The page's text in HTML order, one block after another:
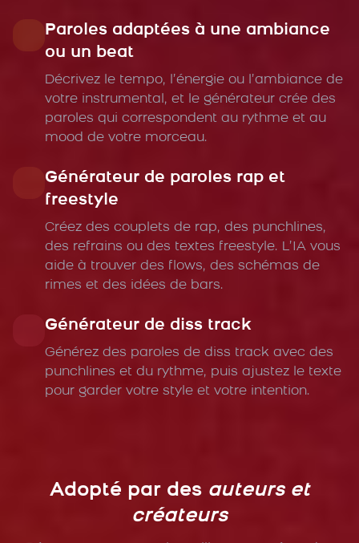
Paroles adaptées à une ambiance
ou un beat
Décrivez le tempo, l’énergie ou l’ambiance de
votre instrumental, et le générateur crée des
paroles qui correspondent au rythme et au
mood de votre morceau.
Générateur de paroles rap et
freestyle
Créez des couplets de rap, des punchlines,
des refrains ou des textes freestyle. L’IA vous
aide à trouver des flows, des schémas de
rimes et des idées de bars.
Générateur de diss track
Générez des paroles de diss track avec des
punchlines et du rythme, puis ajustez le texte
pour garder votre style et votre intention.
Adopté par des auteurs et
créateurs